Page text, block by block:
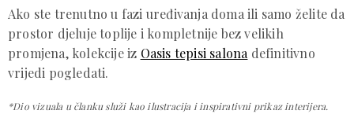
Ako ste trenutno u fazi uređivanja doma ili samo želite da
prostor djeluje toplije i kompletnije bez velikih
promjena, kolekcije iz Oasis tepisi salona definitivno
vrijedi pogledati.
*Dio vizuala u članku služi kao ilustracija i inspirativni prikaz interijera.